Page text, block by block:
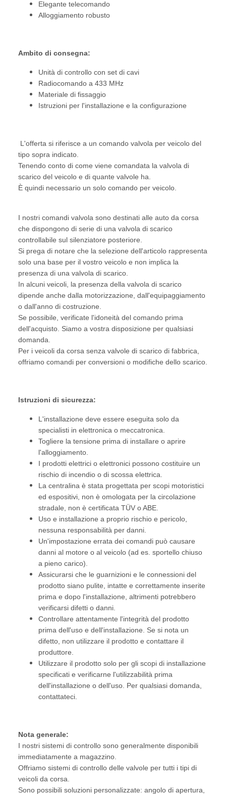
Elegante telecomando
Alloggiamento robusto
Ambito di consegna:
Unità di controllo con set di cavi
Radiocomando a 433 MHz
Materiale di fissaggio
Istruzioni per l'installazione e la configurazione
L'offerta si riferisce a un comando valvola per veicolo del
tipo sopra indicato.
Tenendo conto di come viene comandata la valvola di
scarico del veicolo e di quante valvole ha.
È quindi necessario un solo comando per veicolo.
I nostri comandi valvola sono destinati alle auto da corsa
che dispongono di serie di una valvola di scarico
controllabile sul silenziatore posteriore.
Si prega di notare che la selezione dell'articolo rappresenta
solo una base per il vostro veicolo e non implica la
presenza di una valvola di scarico.
In alcuni veicoli, la presenza della valvola di scarico
dipende anche dalla motorizzazione, dall'equipaggiamento
o dall'anno di costruzione.
Se possibile, verificate l'idoneità del comando prima
dell'acquisto. Siamo a vostra disposizione per qualsiasi
domanda.
Per i veicoli da corsa senza valvole di scarico di fabbrica,
offriamo comandi per conversioni o modifiche dello scarico.
Istruzioni di sicurezza:
L'installazione deve essere eseguita solo da
specialisti in elettronica o meccatronica.
Togliere la tensione prima di installare o aprire
l'alloggiamento.
I prodotti elettrici o elettronici possono costituire un
rischio di incendio o di scossa elettrica.
La centralina è stata progettata per scopi motoristici
ed espositivi, non è omologata per la circolazione
stradale, non è certificata TÜV o ABE.
Uso e installazione a proprio rischio e pericolo,
nessuna responsabilità per danni.
Un'impostazione errata dei comandi può causare
danni al motore o al veicolo (ad es. sportello chiuso
a pieno carico).
Assicurarsi che le guarnizioni e le connessioni del
prodotto siano pulite, intatte e correttamente inserite
prima e dopo l'installazione, altrimenti potrebbero
verificarsi difetti o danni.
Controllare attentamente l'integrità del prodotto
prima dell'uso e dell'installazione. Se si nota un
difetto, non utilizzare il prodotto e contattare il
produttore.
Utilizzare il prodotto solo per gli scopi di installazione
specificati e verificarne l'utilizzabilità prima
dell'installazione o dell'uso. Per qualsiasi domanda,
contattateci.
Nota generale:
I nostri sistemi di controllo sono generalmente disponibili
immediatamente a magazzino.
Offriamo sistemi di controllo delle valvole per tutti i tipi di
veicoli da corsa.
Sono possibili soluzioni personalizzate: angolo di apertura,